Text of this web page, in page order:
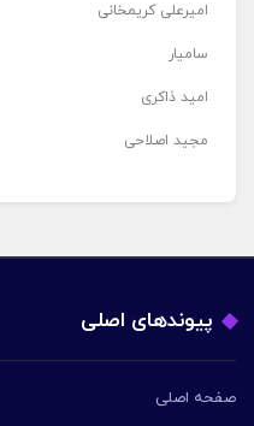
امیرعلی کریمخانی
سامیار
امید ذاکری
مجید اصلاحی
پیوندهای اصلی
صفحه اصلی